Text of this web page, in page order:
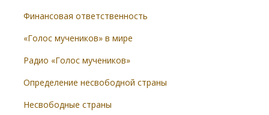
Финансовая ответственность
«Голос мучеников» в мире
Радио «Голос мучеников»
Определение несвободной страны
Несвободные страны